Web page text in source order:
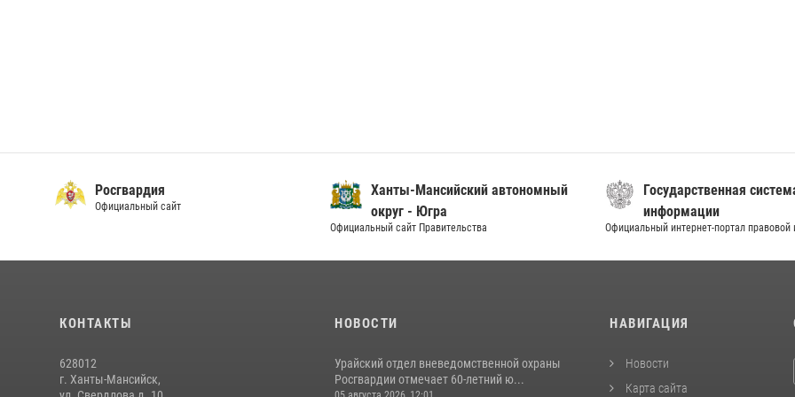
Росгвардия
Официальный сайт
Ханты-Мансийский автономный
округ - Югра
Официальный сайт Правительства
Государственная
информации
Официальный интернет-портал
КОНТАКТЫ
628012
г. Ханты-Мансийск,
НОВОСТИ
Урайский отдел вневедомственной охраны
Росгвардии отмечает 60-летний ю...
НАВИГАЦИЯ
Новости
Карта сайта